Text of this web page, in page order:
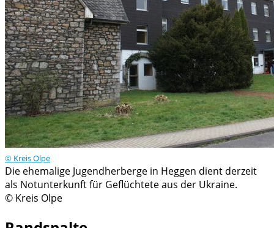
© Kreis Olpe
Die ehemalige Jugendherberge in Heggen dient derzeit
als Notunterkunft für Geflüchtete aus der Ukraine.
© Kreis Olpe